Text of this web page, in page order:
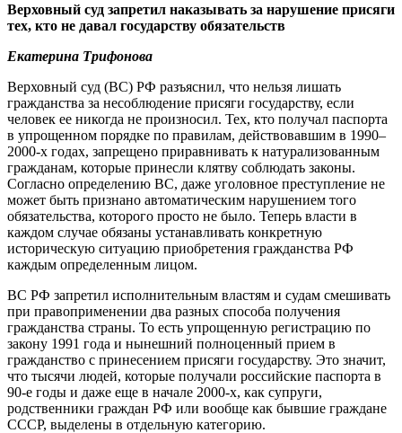
Верховный суд запретил наказывать за нарушение присяги
тех, кто не давал государству обязательств
Екатерина Трифонова
Верховный суд (ВС) РФ разъяснил, что нельзя лишать
гражданства за несоблюдение присяги государству, если
человек ее никогда не произносил. Тех, кто получал паспорта
в упрощенном порядке по правилам, действовавшим в 1990–
2000-х годах, запрещено приравнивать к натурализованным
гражданам, которые принесли клятву соблюдать законы.
Согласно определению ВС, даже уголовное преступление не
может быть признано автоматическим нарушением того
обязательства, которого просто не было. Теперь власти в
каждом случае обязаны устанавливать конкретную
историческую ситуацию приобретения гражданства РФ
каждым определенным лицом.
ВС РФ запретил исполнительным властям и судам смешивать
при правоприменении два разных способа получения
гражданства страны. То есть упрощенную регистрацию по
закону 1991 года и нынешний полноценный прием в
гражданство с принесением присяги государству. Это значит,
что тысячи людей, которые получали российские паспорта в
90-е годы и даже еще в начале 2000-х, как супруги,
родственники граждан РФ или вообще как бывшие граждане
СССР, выделены в отдельную категорию.